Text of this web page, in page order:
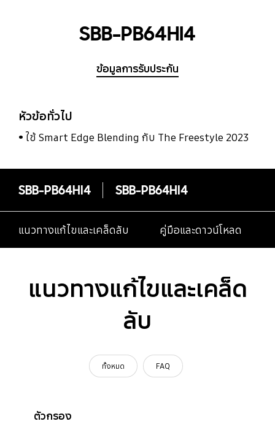
SBB-PB64HI4
ข้อมูลการรับประกัน
หัวข้อทั่วไป
ใช้ Smart Edge Blending กับ The Freestyle 2023
SBB-PB64HI4 SBB-PB64HI4
แนวทางแก้ไขและเคล็ดลับ คู่มือและดาวน์โหลด
แนวทางแก้ไขและเคล็ด
ลับ
ทั้งหมด FAQ
ตัวกรอง